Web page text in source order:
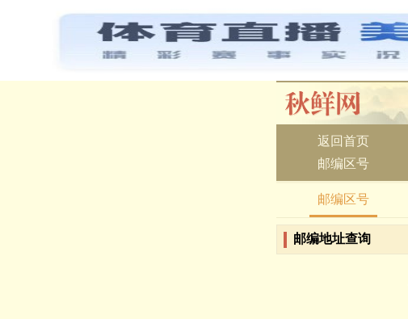
返回首页
邮编区号
邮编区号
邮编地址查询